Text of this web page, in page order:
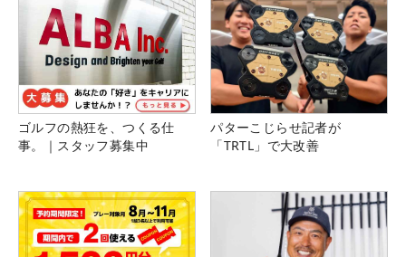
ゴルフの熱狂を、つくる仕
事。｜スタッフ募集中
パターこじらせ記者が
「TRTL」で大改善